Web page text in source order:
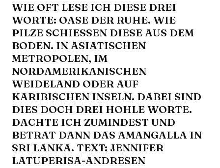
WIE OFT LESE ICH DIESE DREI
WORTE: OASE DER RUHE. WIE
PILZE SCHIESSEN DIESE AUS DEM B
ODEN. IN ASIATISCHEN M
ETROPOLEN, IM N
ORDAMERIKANISCHEN W
EIDELAND ODER AUF K
ARIBISCHEN INSELN. DABEI SIND D
IES DOCH DREI HOHLE WORTE. D
ACHTE ICH ZUMINDEST UND B
ETRAT DANN DAS AMANGALLA IN S
RI LANKA. TEXT: JENNIFER L
ATUPERISA-ANDRESEN